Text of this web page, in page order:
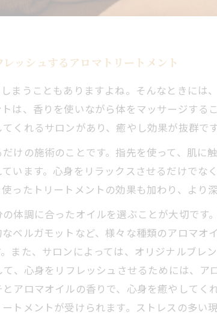
ッシュするアロマトリートメント
まうこともありますよね。そんなときには
は、香りを使いながら体をマッサージする
くれるサロンがあり、癒やし効果が抜群です
の施術のことです。指先を使って、肌に
います。心身をリラックスさせるだけでな
ったトリートメントの効果も加わり、より
調に合ったオイルを選ぶことが大切です
ベルガモットなど、様々な種類のアロマオ
また、サロンによっては、オリジナルブレ
、心身をリフレッシュさせるためには、
アロマオイルの香りで、心身を癒やしてく
トメントが受けられます。ストレスの多い